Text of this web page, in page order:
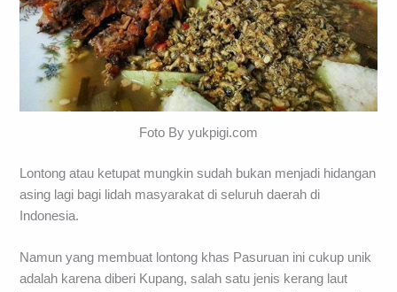
Foto By yukpigi.com
Lontong atau ketupat mungkin sudah bukan menjadi hidangan
asing lagi bagi lidah masyarakat di seluruh daerah di
Indonesia.
Namun yang membuat lontong khas Pasuruan ini cukup unik
adalah karena diberi Kupang, salah satu jenis kerang laut